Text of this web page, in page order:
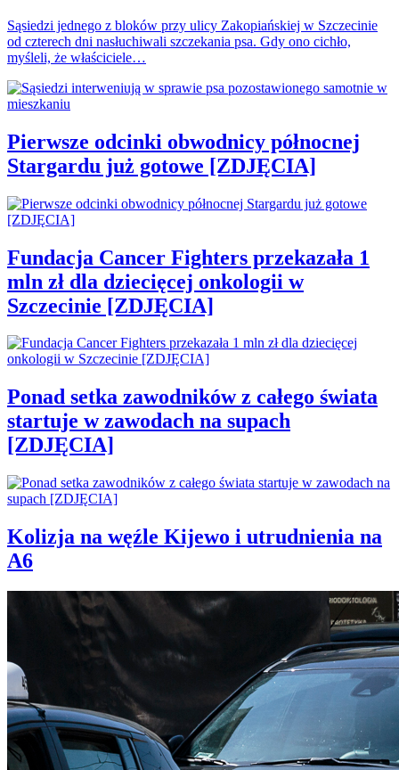
Sąsiedzi jednego z bloków przy ulicy Zakopiańskiej w Szczecinie
od czterech dni nasłuchiwali szczekania psa. Gdy ono cichło,
myśleli, że właściciele…
Pierwsze odcinki obwodnicy północnej
Stargardu już gotowe [ZDJĘCIA]
Fundacja Cancer Fighters przekazała 1
mln zł dla dziecięcej onkologii w
Szczecinie [ZDJĘCIA]
Ponad setka zawodników z całego świata
startuje w zawodach na supach
[ZDJĘCIA]
Kolizja na węźle Kijewo i utrudnienia na
A6